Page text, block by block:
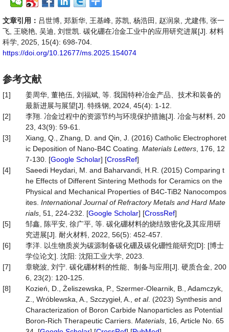
文章引用： 吕世博, 郑新华, 王基峰, 苏凯, 杨浩田, 赵润泉, 尤建伟, 张一
飞, 王晓艳, 吴迪, 刘世凯. 碳化硼在冶金工业中的应用研究进展[J]. 材料
科学, 2025, 15(4): 698-704.
https://doi.org/10.12677/ms.2025.154074
参考文献
[1]
姜周华, 董艳伍, 刘福斌, 等. 我国特种冶金产品、技术和装备的
最新进展与展望[J]. 特殊钢, 2024, 45(4): 1-12.
[2]
李翔. 冶金过程中的资源节约与环境保护措施[J]. 冶金与材料, 20
23, 43(9): 59-61.
[3]
Xiang, Q., Zhang, D. and Qin, J. (2016) Catholic Electrophoret
ic Deposition of Nano-B4C Coating. Materials Letters , 176, 12
7-130. [Google Scholar] [CrossRef]
[4]
Saeedi Heydari, M. and Baharvandi, H.R. (2015) Comparing t
he Effects of Different Sintering Methods for Ceramics on the
Physical and Mechanical Properties of B4C-TiB2 Nanocompos
ites. International Journal of Refractory Metals and Hard Mate
rials , 51, 224-232. [Google Scholar] [CrossRef]
[5]
邹鑫, 陈平安, 徐广平, 等. 碳化硼材料的烧结致密化及其应用研
究进展[J]. 耐火材料, 2022, 56(5): 452-457.
[6]
李洋. 以生物质炭为碳源制备碳化硼及碳化硼性能研究[D]: [博士
学位论文]. 沈阳: 沈阳工业大学, 2023.
[7]
章晓波, 刘宁. 碳化硼材料的性能、制备与应用[J]. 硬质合金, 200
6, 23(2): 120-125.
[8]
Kozień, D., Żeliszewska, P., Szermer-Olearnik, B., Adamczyk,
Z., Wróblewska, A., Szczygieł, A., et al. (2023) Synthesis and
Characterization of Boron Carbide Nanoparticles as Potential
Boron-Rich Therapeutic Carriers. Materials , 16, Article No. 65